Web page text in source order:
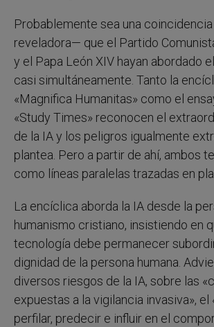
Probablemente sea una
reveladora— que el Partido
y el Papa León XIV hayan abordado
casi simultáneamente. Tanto la
«Magnifica Humanitas» como el
«Study Times» reconocen el
de la IA y los peligros igualmente
plantea. Pero a partir de ahí, ambos
como líneas paralelas trazadas en
La encíclica aborda la IA desde la
humanismo cristiano, insistiendo en
tecnología debe permanecer
dignidad de la persona humana.
diversos riesgos de la IA, sobre las
expuestas a la vigilancia invasiva», el
perfilar, predecir e influir en el